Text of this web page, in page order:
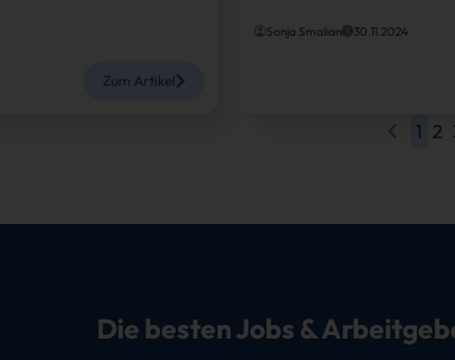
Zum Artikel
Sonja Smalian 30.11.2024
1 2
Die besten Jobs &